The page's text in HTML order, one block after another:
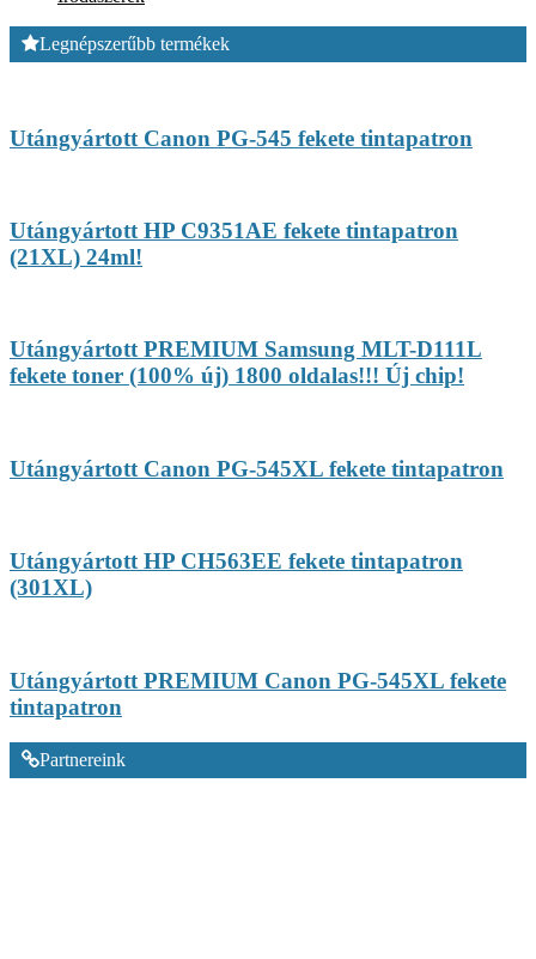
Legnépszerűbb termékek
Utángyártott Canon PG-545 fekete tintapatron
Utángyártott HP C9351AE fekete tintapatron
(21XL) 24ml!
Utángyártott PREMIUM Samsung MLT-D111L
fekete toner (100% új) 1800 oldalas!!! Új chip!
Utángyártott Canon PG-545XL fekete tintapatron
Utángyártott HP CH563EE fekete tintapatron
(301XL)
Utángyártott PREMIUM Canon PG-545XL fekete
tintapatron
Partnereink